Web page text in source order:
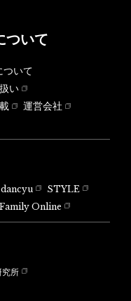
ついて
ついて
い
運営会社
dancyu
STYLE
Family Online
所